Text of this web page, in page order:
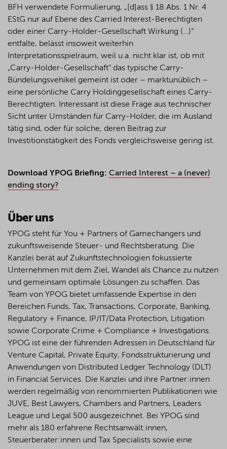
BFH verwendete Formulierung, „[d]ass § 18 Abs. 1 Nr. 4
EStG nur auf Ebene des Carried Interest-Berechtigten
oder einer Carry-Holder-Gesellschaft Wirkung (…)“
entfalte, belässt insoweit weiterhin
Interpretationsspielraum, weil u.a. nicht klar ist, ob mit
„Carry-Holder-Gesellschaft“ das typische Carry-
Bündelungsvehikel gemeint ist oder – marktunüblich –
eine persönliche Carry Holdinggesellschaft eines Carry-
Berechtigten. Interessant ist diese Frage aus technischer
Sicht unter Umständen für Carry-Holder, die im Ausland
tätig sind, oder für solche, deren Beitrag zur
Investitionstätigkeit des Fonds vergleichsweise gering ist.
Download YPOG Briefing: Carried Interest – a (never)
ending story?
Über uns
YPOG steht für You + Partners of Gamechangers und
zukunftsweisende Steuer- und Rechtsberatung. Die
Kanzlei berät auf Zukunftstechnologien fokussierte
Unternehmen mit dem Ziel, Wandel als Chance zu nutzen
und gemeinsam optimale Lösungen zu schaffen. Das
Team von YPOG bietet umfassende Expertise in den
Bereichen Funds, Tax, Transactions, Corporate, Banking,
Regulatory + Finance, IP/IT/Data Protection, Litigation
sowie Corporate Crime + Compliance + Investigations.
YPOG ist eine der führenden Adressen in Deutschland für
Venture Capital, Private Equity, Fondsstrukturierung und
Anwendungen von Distributed Ledger Technology (DLT)
in Financial Services. Die Kanzlei und ihre Partner:innen
werden regelmäßig von renommierten Publikationen wie
JUVE, Best Lawyers, Chambers and Partners, Leaders
League und Legal 500 ausgezeichnet. Bei YPOG sind
mehr als 180 erfahrene Rechtsanwält:innen,
Steuerberater:innen und Tax Specialists sowie eine